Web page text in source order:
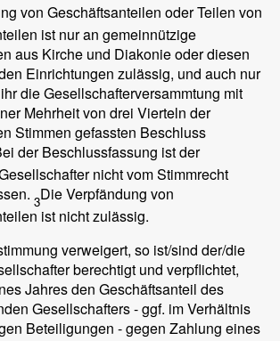
von Geschäftsanteilen oder Teilen von
ist nur an gemeinnützige
aus Kirche und Diakonie oder diesen
Einrichtungen zulässig, und auch nur
die Gesellschafterversammtung mit
Mehrheit von drei Vierteln der
Stimmen gefassten Beschluss
der Beschlussfassung ist der
nicht vom Stimmrecht
3Die Verpfändung von
ist nicht zulässig.
verweigert, so ist/sind der/die
berechtigt und verpflichtet,
Jahres den Geschäftsanteil des
Gesellschafters - ggf. im Verhältnis
Beteiligungen - gegen Zahlung eines